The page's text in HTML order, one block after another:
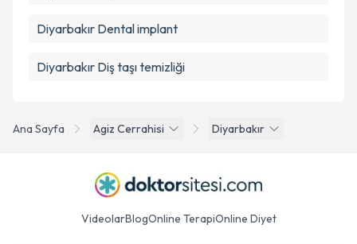
Ana Sayfa Agiz Cerrahisi Diyarbakır
Diyarbakır Dental implant
Diyarbakır Diş taşı temizliği
VideolarBlogOnline TerapiOnline Diyet